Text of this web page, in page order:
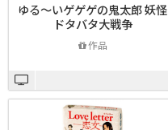
ゆる～いゲゲゲの鬼太郎 妖怪
ドタバタ大戦争
作品